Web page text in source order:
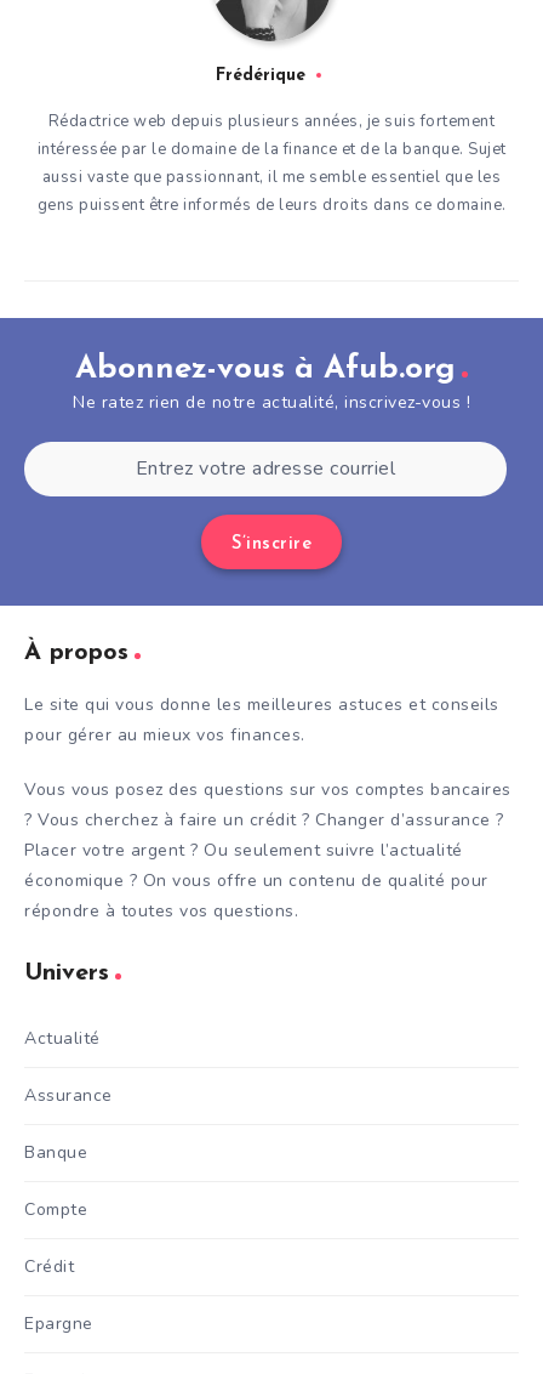
Frédérique
Rédactrice web depuis plusieurs années, je suis fortement
intéressée par le domaine de la finance et de la banque. Sujet
aussi vaste que passionnant, il me semble essentiel que les
gens puissent être informés de leurs droits dans ce domaine.
Abonnez-vous à Afub.org
Ne ratez rien de notre actualité, inscrivez-vous !
S’inscrire
À propos
Le site qui vous donne les meilleures astuces et conseils
pour gérer au mieux vos finances.
Vous vous posez des questions sur vos comptes bancaires
? Vous cherchez à faire un crédit ? Changer d’assurance ?
Placer votre argent ? Ou seulement suivre l’actualité
économique ? On vous offre un contenu de qualité pour
répondre à toutes vos questions.
Univers
Actualité
Assurance
Banque
Compte
Crédit
Epargne